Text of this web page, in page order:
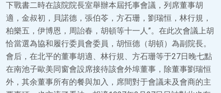
下戰書二時在該院院長室舉辦本屆托事會議，列席董事胡
適，金叔初，貝諾德，張伯苓，方石珊，劉瑞恒，林行規，
柏樂五，伊博恩，周詒春，胡頓等十一人”。在此次會議上胡
恰當選為協和履行委員會委員，胡恒德（胡頓）為副院長。
會后，在北平的董事胡適、林行規、方石珊等于27日晚七點
在南池子歐美同窗會設席接待該會外埠董事，除董事劉瑞恒
外，其余董事所有的餐與加入，席間對于會議未及會商的主